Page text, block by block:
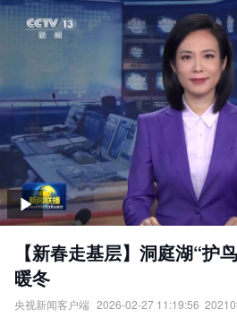
【新春走基层】洞庭湖“护
暖冬
央视新闻客户端 2026-02-27 11:19:56